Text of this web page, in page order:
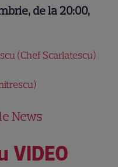
de la 20:00,
(Chef Scarlatescu)
News
VIDEO